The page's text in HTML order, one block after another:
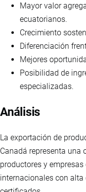
Mayor valor
ecuatorianos.
Crecimiento
Diferenciación
Mejores
Posibilidad de
especializadas.
Análisis
La exportación de
Canadá representa una
productores y
internacionales con